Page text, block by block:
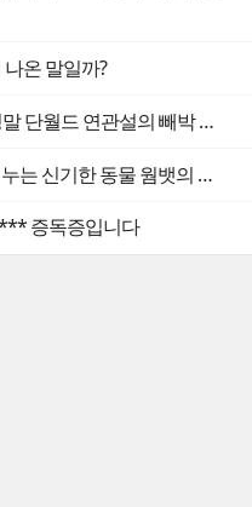
온 말일까?
[이슈점검] 뉴진스 OMG 뮤비는 정말 단월드 연관설의 빼박 증거일까
[훗] "이게 똥이라고?" 사각형 똥을 누는 신기한 동물 웜뱃의 비밀
증독증입니다